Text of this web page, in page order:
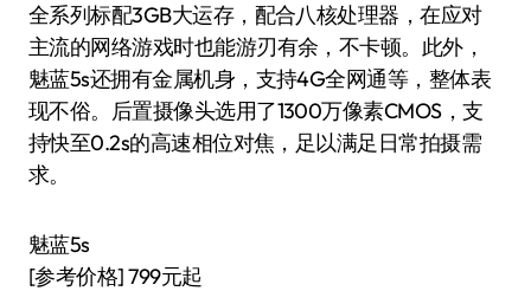
全系列标配3GB大运存，配合八核处理器，在应对
主流的网络游戏时也能游刃有余，不卡顿。此外，
魅蓝5s还拥有金属机身，支持4G全网通等，整体表
现不俗。后置摄像头选用了1300万像素CMOS，支
持快至0.2s的高速相位对焦，足以满足日常拍摄需
求。
魅蓝5s
[参考价格] 799元起